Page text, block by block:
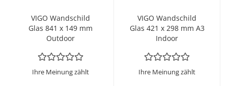
VIGO Wand­schild
Glas 841 x 149 mm
Out­door
Ihre Meinung zählt
VIGO Wand­schild
Glas 421 x 298 mm A3
In­door
Ihre Meinung zählt